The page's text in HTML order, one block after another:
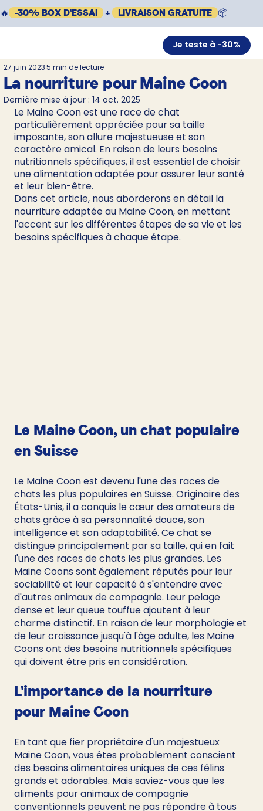
🔥 -30% BOX D'ESSAI + LIVRAISON GRATUITE 📦
Je teste à -30%
La nourriture pour Maine Coon
27 juin 20235 min de lecture
Dernière mise à jour : 14 oct. 2025
Le Maine Coon est une race de chat
particulièrement appréciée pour sa taille
imposante, son allure majestueuse et son
caractère amical. En raison de leurs besoins
nutritionnels spécifiques, il est essentiel de choisir
une alimentation adaptée pour assurer leur santé
et leur bien-être.
Dans cet article, nous aborderons en détail la
nourriture adaptée au Maine Coon, en mettant
l'accent sur les différentes étapes de sa vie et les
besoins spécifiques à chaque étape.
Le Maine Coon, un chat populaire
en Suisse
Le Maine Coon est devenu l'une des races de
chats les plus populaires en Suisse. Originaire des
États-Unis, il a conquis le cœur des amateurs de
chats grâce à sa personnalité douce, son
intelligence et son adaptabilité. Ce chat se
distingue principalement par sa taille, qui en fait
l'une des races de chats les plus grandes. Les
Maine Coons sont également réputés pour leur
sociabilité et leur capacité à s'entendre avec
d'autres animaux de compagnie. Leur pelage
dense et leur queue touffue ajoutent à leur
charme distinctif. En raison de leur morphologie et
de leur croissance jusqu'à l'âge adulte, les Maine
Coons ont des besoins nutritionnels spécifiques
qui doivent être pris en considération.
L'importance de la nourriture
pour Maine Coon
En tant que fier propriétaire d'un majestueux
Maine Coon, vous êtes probablement conscient
des besoins alimentaires uniques de ces félins
grands et adorables. Mais saviez-vous que les
aliments pour animaux de compagnie
conventionnels peuvent ne pas répondre à tous